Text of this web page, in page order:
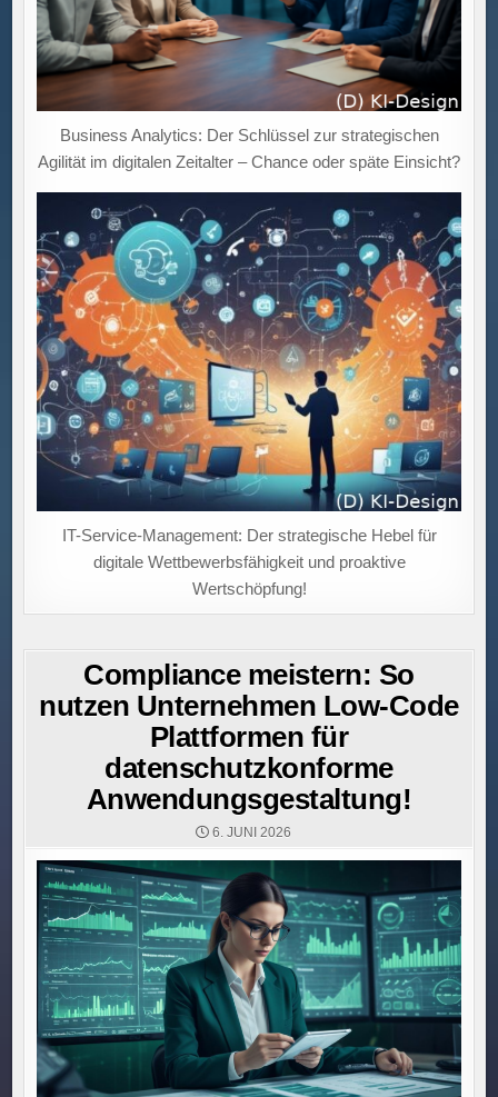
Business Analytics: Der Schlüssel zur strategischen
Agilität im digitalen Zeitalter – Chance oder späte Einsicht?
IT-Service-Management: Der strategische Hebel für
digitale Wettbewerbsfähigkeit und proaktive
Wertschöpfung!
Compliance meistern: So
nutzen Unternehmen Low-Code
Plattformen für
datenschutzkonforme
Anwendungsgestaltung!
6. JUNI 2026